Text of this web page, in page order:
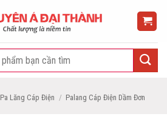
Pa Lăng Cáp Điện / Palang Cáp Điện Dầm Đơn